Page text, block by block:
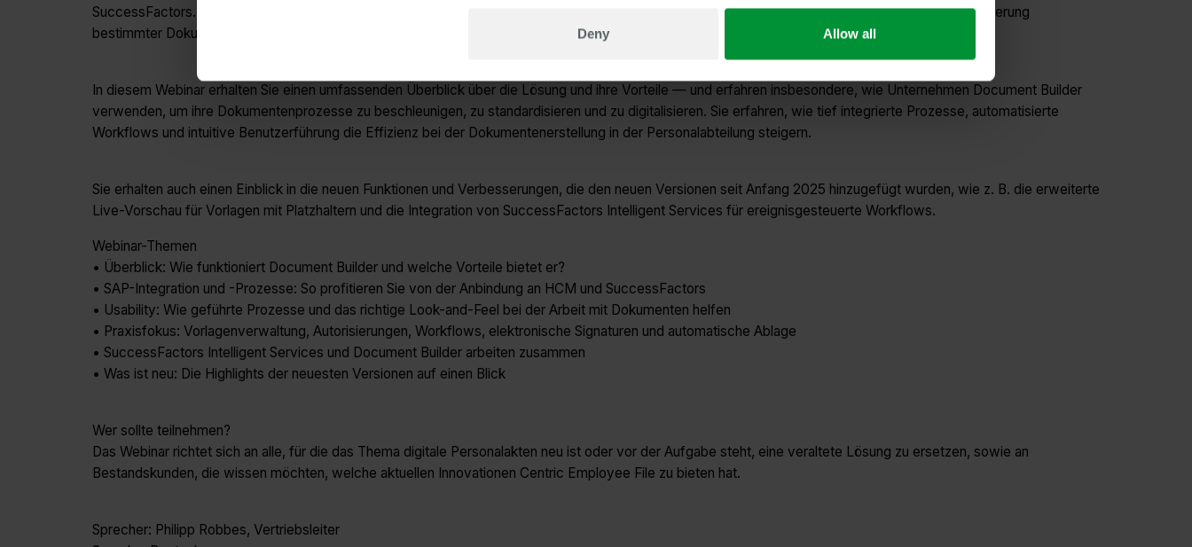
Deny Allow all
SuccessFactors. Eine tiefgreifende SAP-Integration bietet viele Vorteile, beispielsweise wenn Ereignisse in SuccessFactors automatisch die Generierung
bestimmter Dokumente auslösen können.
In diesem Webinar erhalten Sie einen umfassenden Überblick über die Lösung und ihre Vorteile — und erfahren insbesondere, wie Unternehmen Document Builder
verwenden, um ihre Dokumentenprozesse zu beschleunigen, zu standardisieren und zu digitalisieren. Sie erfahren, wie tief integrierte Prozesse, automatisierte
Workflows und intuitive Benutzerführung die Effizienz bei der Dokumentenerstellung in der Personalabteilung steigern.
Sie erhalten auch einen Einblick in die neuen Funktionen und Verbesserungen, die den neuen Versionen seit Anfang 2025 hinzugefügt wurden, wie z. B. die erweiterte
Live-Vorschau für Vorlagen mit Platzhaltern und die Integration von SuccessFactors Intelligent Services für ereignisgesteuerte Workflows.
Webinar-Themen
• Überblick: Wie funktioniert Document Builder und welche Vorteile bietet er?
• SAP-Integration und -Prozesse: So profitieren Sie von der Anbindung an HCM und SuccessFactors
• Usability: Wie geführte Prozesse und das richtige Look-and-Feel bei der Arbeit mit Dokumenten helfen
• Praxisfokus: Vorlagenverwaltung, Autorisierungen, Workflows, elektronische Signaturen und automatische Ablage
• SuccessFactors Intelligent Services und Document Builder arbeiten zusammen
• Was ist neu: Die Highlights der neuesten Versionen auf einen Blick
Wer sollte teilnehmen?
Das Webinar richtet sich an alle, für die das Thema digitale Personalakten neu ist oder vor der Aufgabe steht, eine veraltete Lösung zu ersetzen, sowie an
Bestandskunden, die wissen möchten, welche aktuellen Innovationen Centric Employee File zu bieten hat.
Sprecher: Philipp Robbes, Vertriebsleiter